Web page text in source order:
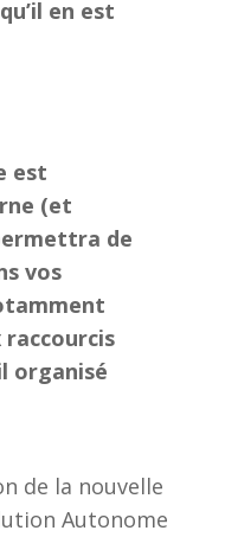
en est
est
(et
de
vos
raccourcis
organisé
de la nouvelle
Autonome